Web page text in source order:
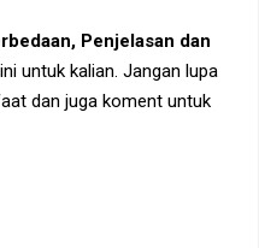
Penjelasan dan
ini untuk kalian. Jangan lupa
dan juga koment untuk